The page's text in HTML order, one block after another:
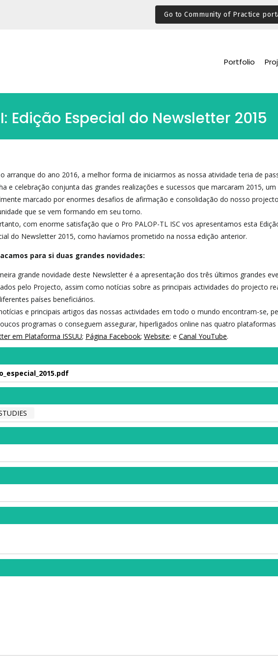
Go to Community of Practice
Portfolio
Edição Especial do Newsletter 2015
arranque do ano 2016, a melhor forma de iniciarmos as nossa atividade teria de
e celebração conjunta das grandes realizações e sucessos que marcaram 2015, um
marcado por enormes desafios de afirmação e consolidação do nosso
que se vem formando em seu torno.
com enorme satisfação que o Pro PALOP-TL ISC vos apresentamos esta
do Newsletter 2015, como havíamos prometido na nossa edição anterior.
para si duas grandes novidades:
grande novidade deste Newsletter é a apresentação dos três últimos grandes
pelo Projecto, assim como notícias sobre as principais actividades do projecto
países beneficiários.
e principais artigos das nossas actividades em todo o mundo encontram-se,
programas o conseguem assegurar, hiperligados online nas quatro plataformas
em Plataforma ISSUU; Página Facebook; Website; e Canal YouTube.